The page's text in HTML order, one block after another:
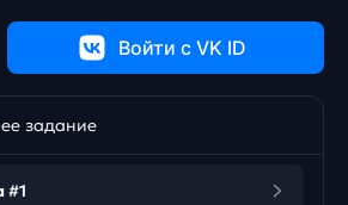
Войти c VK ID
задание
#1